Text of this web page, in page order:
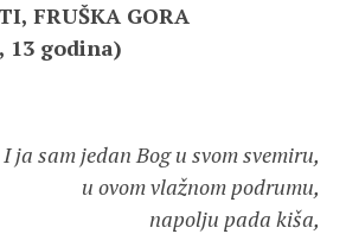
FRUŠKA GORA
13 godina)
I ja sam jedan Bog u svom svemiru,
u ovom vlažnom podrumu,
napolju pada kiša,